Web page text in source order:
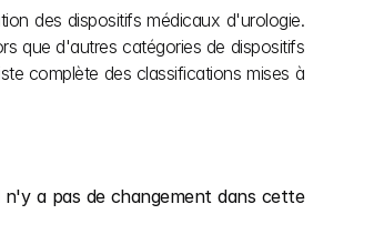
des dispositifs médicaux d'urologie.
que d'autres catégories de dispositifs
complète des classifications mises à
n'y a pas de changement dans cette